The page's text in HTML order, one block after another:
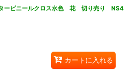
ービニールクロス水色 花 切り売り NS4
カートに入れる